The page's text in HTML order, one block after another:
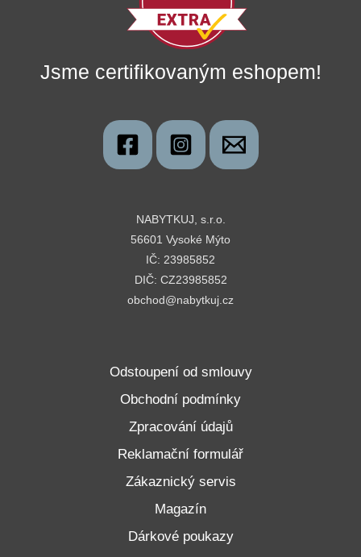
Jsme certifikovaným eshopem!
NABYTKUJ, s.r.o.
56601 Vysoké Mýto
IČ: 23985852
DIČ: CZ23985852
obchod@nabytkuj.cz
Odstoupení od smlouvy
Obchodní podmínky
Zpracování údajů
Reklamační formulář
Zákaznický servis
Magazín
Dárkové poukazy